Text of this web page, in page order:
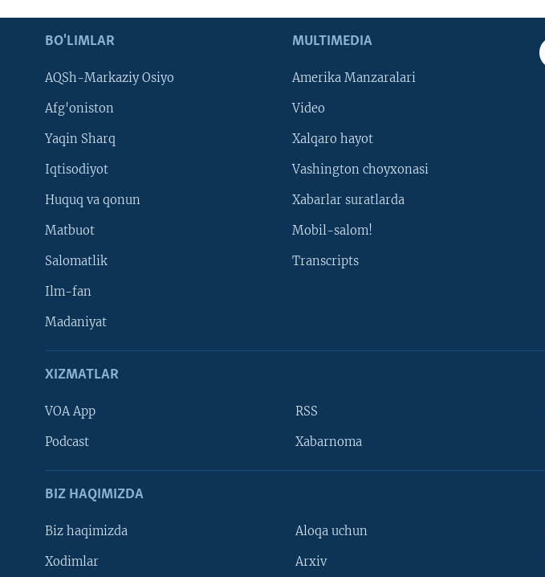
VOA
BO'LIMLAR
AQSh-Markaziy Osiyo
Afg'oniston
Yaqin Sharq
Iqtisodiyot
Huquq va qonun
Matbuot
Salomatlik
Ilm-fan
Madaniyat
MULTIMEDIA
Amerika Manzaralari
Video
Xalqaro hayot
Vashington choyxonasi
Xabarlar suratlarda
Mobil-salom!
Transcripts
XIZMATLAR
VOA App
Podcast
RSS
Xabarnoma
BIZ HAQIMIZDA
Biz haqimizda
Xodimlar
Aloqa uchun
Arxiv